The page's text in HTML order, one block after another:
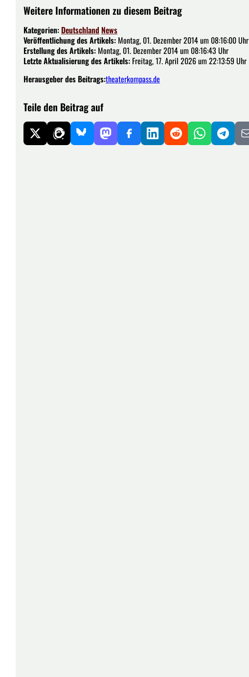
Weitere Informationen zu diesem Beitrag
Kategorien: Deutschland News
Veröffentlichung des Artikels: Montag, 01. Dezember 2014 um 08:16:00 Uhr
Erstellung des Artikels: Montag, 01. Dezember 2014 um 08:16:43 Uhr
Letzte Aktualisierung des Artikels: Freitag, 17. April 2026 um 22:13:59 Uhr
Herausgeber des Beitrags:theaterkompass.de
Teile den Beitrag auf